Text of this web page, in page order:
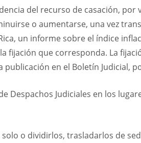
del recurso de casación,
o aumentarse, una vez
un informe sobre el índice
fijación que corresponda. La
en el Boletín Judicial,
Despachos Judiciales en los
o dividirlos, trasladarlos de